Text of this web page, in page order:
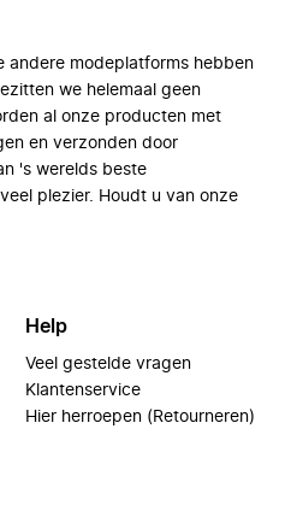
andere modeplatforms hebben
we helemaal geen
al onze producten met
en verzonden door
's werelds beste
plezier. Houdt u van onze
Help
Veel gestelde vragen
Klantenservice
Hier herroepen (Retourneren)